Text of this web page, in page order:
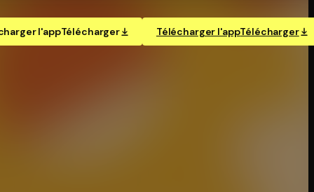
l'appTélécharger Télécharger l'appTélécharger